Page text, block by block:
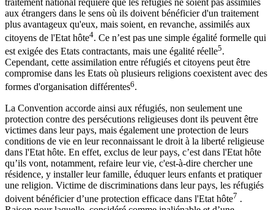
aux étrangers dans le sens où ils doivent bénéficier d'un traitement
plus avantageux qu'eux, mais soient, en revanche, assimilés aux
citoyens de l'Etat hôte4. Ce n’est pas une simple égalité formelle qui
est exigée des Etats contractants, mais une égalité réelle5.
Cependant, cette assimilation entre réfugiés et citoyens peut être
compromise dans les Etats où plusieurs religions coexistent avec des
formes d'organisation différentes6.
La Convention accorde ainsi aux réfugiés, non seulement une
protection contre des persécutions religieuses dont ils peuvent être
victimes dans leur pays, mais également une protection de leurs
conditions de vie en leur reconnaissant le droit à la liberté religieuse
dans l'Etat hôte. En effet, exclus de leur pays, c’est dans l'Etat hôte
qu’ils vont, notamment, refaire leur vie, c'est-à-dire chercher une
résidence, y installer leur famille, éduquer leurs enfants et pratiquer
une religion. Victime de discriminations dans leur pays, les réfugiés
doivent bénéficier d’une protection efficace dans l'Etat hôte7 .